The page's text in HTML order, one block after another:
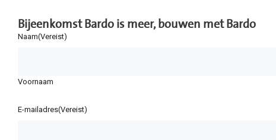
Bijeenkomst Bardo is meer, bouwen met Bardo
Naam(Vereist)
Voornaam
E-mailadres(Vereist)